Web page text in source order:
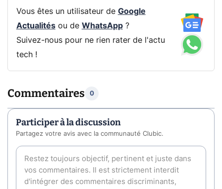
Vous êtes un utilisateur de Google
Actualitésou de WhatsApp?
Suivez-nous pour ne rien rater de l'actu
tech !
Commentaires 0
Participer à la discussion
Partagez votre avis avec la communauté Clubic.